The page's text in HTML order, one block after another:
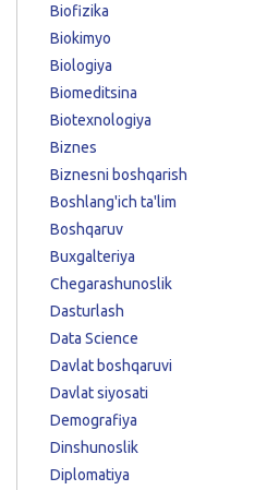
Biofizika
Biokimyo
Biologiya
Biomeditsina
Biotexnologiya
Biznes
Biznesni boshqarish
Boshlang'ich ta'lim
Boshqaruv
Buxgalteriya
Chegarashunoslik
Dasturlash
Data Science
Davlat boshqaruvi
Davlat siyosati
Demografiya
Dinshunoslik
Diplomatiya